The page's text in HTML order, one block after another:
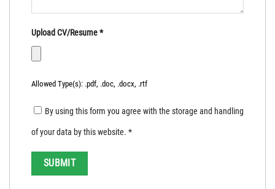
Upload CV/Resume*
Allowed Type(s): .pdf, .doc, .docx, .rtf
By using this form you agree with the storage and handling
of your data by this website. *